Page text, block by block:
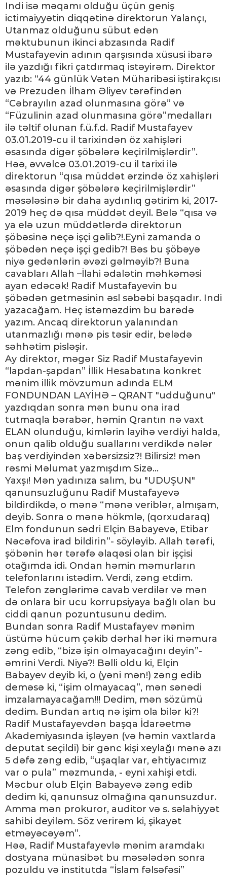
Indi isə məqamı olduğu üçün geniş
ictimaiyyətin diqqətinə direktorun Yalançı,
Utanmaz olduğunu sübut edən
məktubunun ikinci abzasında Radif
Mustafayevin adının qarşısında xüsusi ibarə
ilə yazdığı fikri çatdırmaq istəyirəm. Direktor
yazıb: “44 günlük Vətən Müharibəsi iştirakçısı
və Prezuden İlham Əliyev tərəfindən
“Cəbrayılın azad olunmasına görə” və
“Füzulinin azad olunmasına görə”medalları
ilə təltif olunan f.ü.f.d. Radif Mustafayev
03.01.2019-cu il tarixindən öz xahişləri
əsasında digər şöbələrə keçirilmişlərdir”.
Həə, əvvəlcə 03.01.2019-cu il tarixi ilə
direktorun “qısa müddət ərzində öz xahişləri
əsasında digər şöbələrə keçirilmişlərdir”
məsələsinə bir daha aydınlıq gətirim ki, 2017-
2019 heç də qısa müddət deyil. Belə “qısa və
ya elə uzun müddətlərdə direktorun
şöbəsinə neçə işçi gəlib?!.Eyni zamanda o
şöbədən neçə işçi gedib?! Bəs bu şöbəyə
niyə gedənlərin əvəzi gəlməyib?! Buna
cavabları Allah –İlahi ədalətin məhkəməsi
ayan edəcək! Radif Mustafayevin bu
şöbədən getməsinin əsl səbəbi başqadır. Indi
yazacağam. Heç istəməzdim bu barədə
yazım. Ancaq direktorun yalanından
utanmazlığı mənə pis təsir edir, belədə
səhhətim pisləşir.
Ay direktor, məgər Siz Radif Mustafayevin
“lapdan-şapdan” İllik Hesabatına konkret
mənim illik mövzumun adında ELM
FONDUNDAN LAYİHƏ – QRANT "udduğunu"
yazdıqdan sonra mən bunu ona irad
tutmaqla bərabər, həmin Qrantın nə vaxt
ELAN olunduğu, kimlərin layihə verdiyi halda,
onun qalib olduğu suallarını verdikdə nələr
baş verdiyindən xəbərsizsiz?! Bilirsiz! mən
rəsmi Məlumat yazmışdım Sizə...
Yaxşı! Mən yadınıza salım, bu "UDUŞUN"
qanunsuzluğunu Radif Mustafayevə
bildirdikdə, o mənə “mənə veriblər, almışam,
deyib. Sonra o mənə hökmlə, (qorxudaraq)
Elm fondunun sədri Elçin Babayevə, Etibar
Nəcəfova irad bildirin”- söyləyib. Allah tərəfi,
şöbənin hər tərəfə əlaqəsi olan bir işçisi
otağımda idi. Ondan həmin məmurların
telefonlarını istədim. Verdi, zəng etdim.
Telefon zənglərimə cavab verdilər və mən
də onlara bir ucu korrupsiyaya bağlı olan bu
ciddi qanun pozuntusunu dedim.
Bundan sonra Radif Mustafayev mənim
üstümə hücum çəkib dərhal hər iki məmura
zəng edib, “bizə işin olmayacağını deyin”-
əmrini Verdi. Niyə?! Bəlli oldu ki, Elçin
Babayev deyib ki, o (yəni mən!) zəng edib
deməsə ki, “işim olmayacaq”, mən sənədi
imzalamayacağam!!! Dedim, mən sözümü
dedim. Bundan artıq nə işim ola bilər ki?!
Radif Mustafayevdən başqa İdarəetmə
Akademiyasında işləyən (və həmin vaxtlarda
deputat seçildi) bir gənc kişi xeylağı mənə azı
5 dəfə zəng edib, “uşaqlar var, ehtiyacımız
var o pula” məzmunda, - eyni xahişi etdi.
Məcbur olub Elçin Babayevə zəng edib
dedim ki, qanunsuz olmağına qanunsuzdur.
Amma mən prokuror, auditor və s. səlahiyyət
sahibi deyiləm. Söz verirəm ki, şikayət
etməyəcəyəm”.
Həə, Radif Mustafayevlə mənim aramdakı
dostyana münasibət bu məsələdən sonra
pozuldu və institutda “İslam fəlsəfəsi”